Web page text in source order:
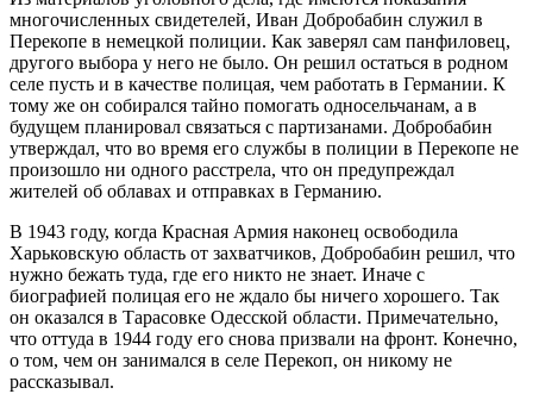
многочисленных свидетелей, Иван Добробабин служил в
Перекопе в немецкой полиции. Как заверял сам панфиловец,
другого выбора у него не было. Он решил остаться в родном
селе пусть и в качестве полицая, чем работать в Германии. К
тому же он собирался тайно помогать односельчанам, а в
будущем планировал связаться с партизанами. Добробабин
утверждал, что во время его службы в полиции в Перекопе не
произошло ни одного расстрела, что он предупреждал
жителей об облавах и отправках в Германию.
В 1943 году, когда Красная Армия наконец освободила
Харьковскую область от захватчиков, Добробабин решил, что
нужно бежать туда, где его никто не знает. Иначе с
биографией полицая его не ждало бы ничего хорошего. Так
он оказался в Тарасовке Одесской области. Примечательно,
что оттуда в 1944 году его снова призвали на фронт. Конечно,
о том, чем он занимался в селе Перекоп, он никому не
рассказывал.